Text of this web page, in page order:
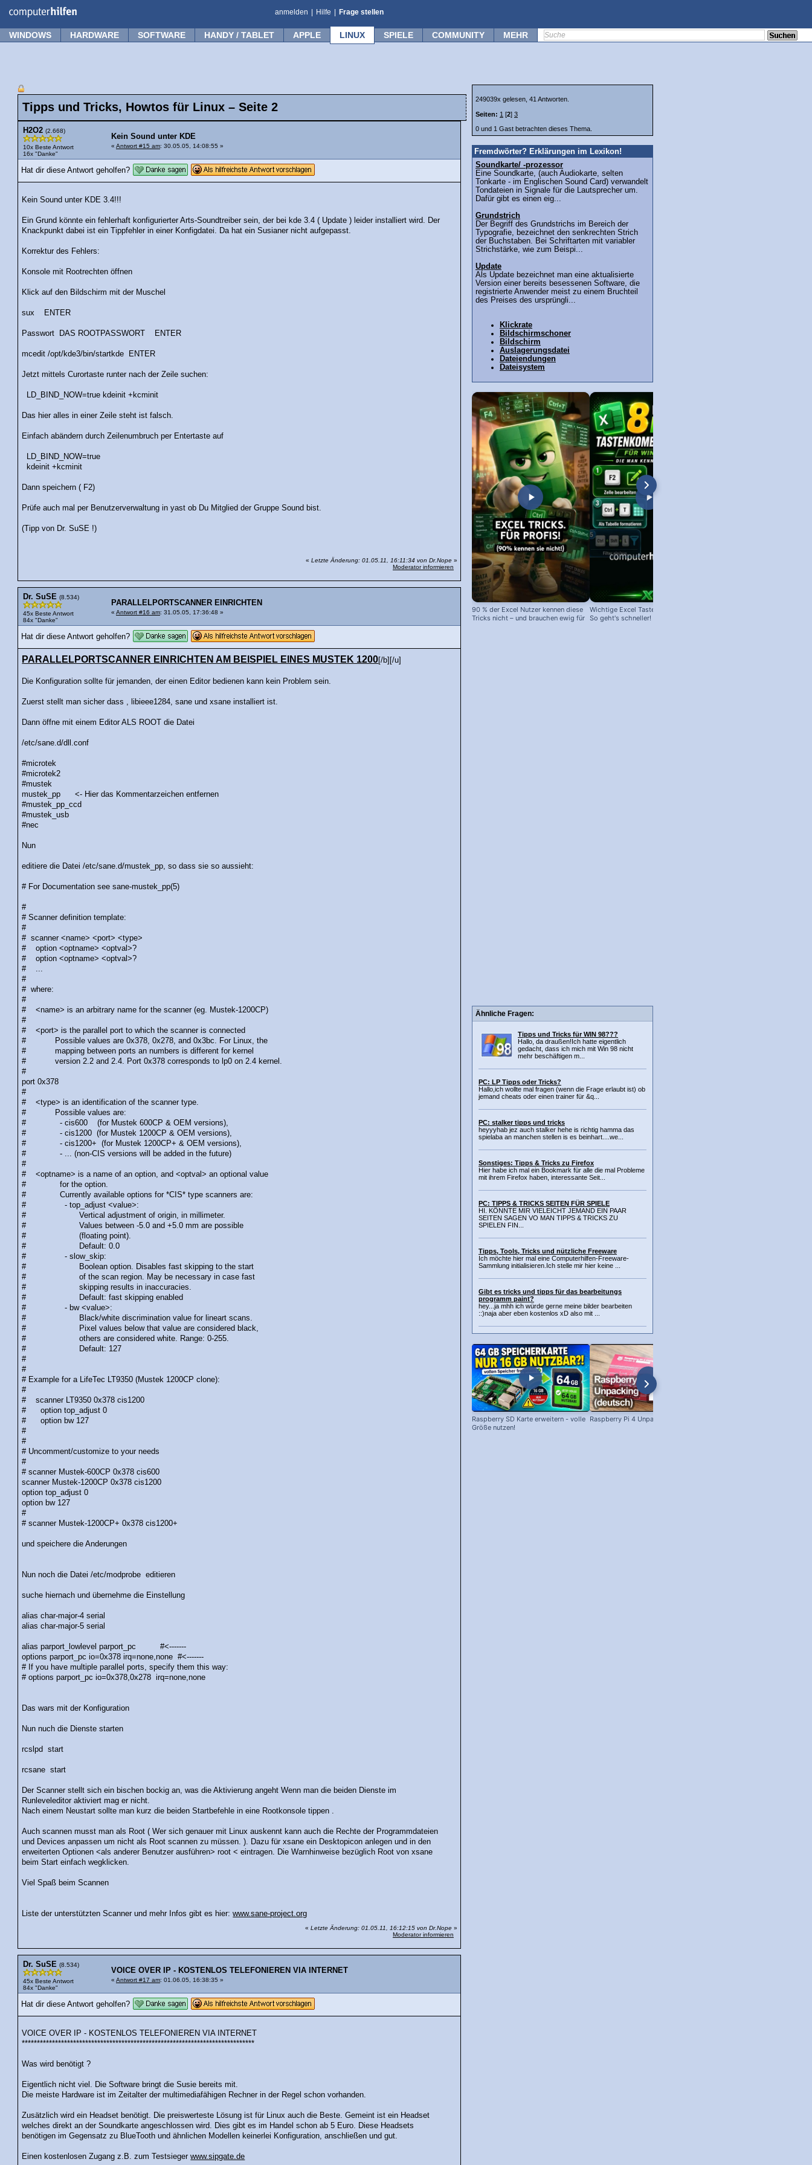
anmelden Hilfe Frage stellen
WINDOWS HARDWARE SOFTWARE HANDY / TABLET APPLE LINUX SPIELE COMMUNITY MEHR
Tipps und Tricks, Howtos für Linux – Seite 2
H2O2 (2.668)
10x Beste Antwort
16x "Danke"
Kein Sound unter KDE
« Antwort #15 am: 30.05.05, 14:08:55 »
Hat dir diese Antwort geholfen?
Kein Sound unter KDE 3.4!!!
Ein Grund könnte ein fehlerhaft konfigurierter Arts-Soundtreiber sein, der bei kde 3.4 ( Update ) leider installiert wird. Der
Knackpunkt dabei ist ein Tippfehler in einer Konfigdatei. Da hat ein Susianer nicht aufgepasst.
Korrektur des Fehlers:
Konsole mit Rootrechten öffnen
Klick auf den Bildschirm mit der Muschel
sux ENTER
Passwort DAS ROOTPASSWORT ENTER
mcedit /opt/kde3/bin/startkde ENTER
Jetzt mittels Curortaste runter nach der Zeile suchen:
LD_BIND_NOW=true kdeinit +kcminit
Das hier alles in einer Zeile steht ist falsch.
Einfach abändern durch Zeilenumbruch per Entertaste auf
LD_BIND_NOW=true
kdeinit +kcminit
Dann speichern ( F2)
Prüfe auch mal per Benutzerverwaltung in yast ob Du Mitglied der Gruppe Sound bist.
(Tipp von Dr. SuSE !)
« Letzte Änderung: 01.05.11, 16:11:34 von Dr.Nope »
Moderator informieren
Dr. SuSE (8.534)
45x Beste Antwort
84x "Danke"
PARALLELPORTSCANNER EINRICHTEN
« Antwort #16 am: 31.05.05, 17:36:48 »
Hat dir diese Antwort geholfen?
PARALLELPORTSCANNER EINRICHTEN AM BEISPIEL EINES MUSTEK 1200 [/b][/u]
Die Konfiguration sollte für jemanden, der einen Editor bedienen kann kein Problem sein.
Zuerst stellt man sicher dass , libieee1284, sane und xsane installiert ist.
Dann öffne mit einem Editor ALS ROOT die Datei
/etc/sane.d/dll.conf
#microtek
#microtek2
#mustek
mustek_pp <- Hier das Kommentarzeichen entfernen
#mustek_pp_ccd
#mustek_usb
#nec
Nun
editiere die Datei /etc/sane.d/mustek_pp, so dass sie so aussieht:
# For Documentation see sane-mustek_pp(5)
#
# Scanner definition template:
#
# scanner <name> <port> <type>
# option <optname> <optval>?
# option <optname> <optval>?
# ...
#
# where:
#
# <name> is an arbitrary name for the scanner (eg. Mustek-1200CP)
#
# <port> is the parallel port to which the scanner is connected
# Possible values are 0x378, 0x278, and 0x3bc. For Linux, the
# mapping between ports an numbers is different for kernel
# version 2.2 and 2.4. Port 0x378 corresponds to lp0 on 2.4 kernel.
#
port 0x378
#
# <type> is an identification of the scanner type.
# Possible values are:
# - cis600 (for Mustek 600CP & OEM versions),
# - cis1200 (for Mustek 1200CP & OEM versions),
# - cis1200+ (for Mustek 1200CP+ & OEM versions),
# - ... (non-CIS versions will be added in the future)
#
# <optname> is a name of an option, and <optval> an optional value
# for the option.
# Currently available options for *CIS* type scanners are:
# - top_adjust <value>:
# Vertical adjustment of origin, in millimeter.
# Values between -5.0 and +5.0 mm are possible
# (floating point).
# Default: 0.0
# - slow_skip:
# Boolean option. Disables fast skipping to the start
# of the scan region. May be necessary in case fast
# skipping results in inaccuracies.
# Default: fast skipping enabled
# - bw <value>:
# Black/white discrimination value for lineart scans.
# Pixel values below that value are considered black,
# others are considered white. Range: 0-255.
# Default: 127
#
#
# Example for a LifeTec LT9350 (Mustek 1200CP clone):
#
# scanner LT9350 0x378 cis1200
# option top_adjust 0
# option bw 127
#
#
# Uncomment/customize to your needs
#
# scanner Mustek-600CP 0x378 cis600
scanner Mustek-1200CP 0x378 cis1200
option top_adjust 0
option bw 127
#
# scanner Mustek-1200CP+ 0x378 cis1200+
und speichere die Anderungen
Nun noch die Datei /etc/modprobe editieren
suche hiernach und übernehme die Einstellung
alias char-major-4 serial
alias char-major-5 serial
alias parport_lowlevel parport_pc #<-------
options parport_pc io=0x378 irq=none,none #<-------
# If you have multiple parallel ports, specify them this way:
# options parport_pc io=0x378,0x278 irq=none,none
Das wars mit der Konfiguration
Nun nuch die Dienste starten
rcslpd start
rcsane start
Der Scanner stellt sich ein bischen bockig an, was die Aktivierung angeht Wenn man die beiden Dienste im
Runleveleditor aktiviert mag er nicht.
Nach einem Neustart sollte man kurz die beiden Startbefehle in eine Rootkonsole tippen .
Auch scannen musst man als Root ( Wer sich genauer mit Linux auskennt kann auch die Rechte der Programmdateien
und Devices anpassen um nicht als Root scannen zu müssen. ). Dazu für xsane ein Desktopicon anlegen und in den
erweiterten Optionen <als anderer Benutzer ausführen> root < eintragen. Die Warnhinweise bezüglich Root von xsane
beim Start einfach wegklicken.
Viel Spaß beim Scannen
Liste der unterstützten Scanner und mehr Infos gibt es hier:www.sane-project.org
« Letzte Änderung: 01.05.11, 16:12:15 von Dr.Nope »
Moderator informieren
Dr. SuSE (8.534)
45x Beste Antwort
84x "Danke"
VOICE OVER IP - KOSTENLOS TELEFONIEREN VIA INTERNET
« Antwort #17 am: 01.06.05, 16:38:35 »
Hat dir diese Antwort geholfen?
VOICE OVER IP - KOSTENLOS TELEFONIEREN VIA INTERNET
*****************************************************************************
Was wird benötigt ?
Eigentlich nicht viel. Die Software bringt die Susie bereits mit.
Die meiste Hardware ist im Zeitalter der multimediafähigen Rechner in der Regel schon vorhanden.
Zusätzlich wird ein Headset benötigt. Die preiswerteste Lösung ist für Linux auch die Beste. Gemeint ist ein Headset
welches direkt an der Soundkarte angeschlossen wird. Dies gibt es im Handel schon ab 5 Euro. Diese Headsets
benötigen im Gegensatz zu BlueTooth und ähnlichen Modellen keinerlei Konfiguration, anschließen und gut.
Einen kostenlosen Zugang z.B. zum Testsiegerwww.sipgate.de
249039x gelesen, 41 Antworten.
Seiten: 1 [2] 3
0 und 1 Gast betrachten dieses Thema.
Fremdwörter? Erklärungen im Lexikon!
Soundkarte/ -prozessor
Eine Soundkarte, (auch Audiokarte, selten
Tonkarte - im Englischen Sound Card) verwandelt
Tondateien in Signale für die Lautsprecher um.
Dafür gibt es einen eig...
Grundstrich
Der Begriff des Grundstrichs im Bereich der
Typografie, bezeichnet den senkrechten Strich
der Buchstaben. Bei Schriftarten mit variabler
Strichstärke, wie zum Beispi...
Update
Als Update bezeichnet man eine aktualisierte
Version einer bereits besessenen Software, die
registrierte Anwender meist zu einem Bruchteil
des Preises des ursprüngli...
Klickrate
Bildschirmschoner
Bildschirm
Auslagerungsdatei
Dateiendungen
Dateisystem
90 % der Excel Nutzer kennen diese
Tricks nicht – und brauchen ewig für
Wichtige Excel Tastenkombinationen:
So geht's schneller!
Ähnliche Fragen:
Tipps und Tricks für WIN 98???
Hallo, da draußen!Ich hatte eigentlich
gedacht, dass ich mich mit Win 98 nicht
mehr beschäftigen m...
PC: LP Tipps oder Tricks?
Hallo,ich wollte mal fragen (wenn die Frage erlaubt ist) ob
jemand cheats oder einen trainer für &q...
PC: stalker tipps und tricks
heyyyhab jez auch stalker hehe is richtig hamma das
spielaba an manchen stellen is es beinhart....we...
Sonstiges: Tipps & Tricks zu Firefox
Hier habe ich mal ein Bookmark für alle die mal Probleme
mit ihrem Firefox haben, interessante Seit...
PC: TIPPS & TRICKS SEITEN FÜR SPIELE
HI. KÖNNTE MIR VIELEICHT JEMAND EIN PAAR
SEITEN SAGEN VO MAN TIPPS & TRICKS ZU
SPIELEN FIN...
Tipps, Tools, Tricks und nützliche Freeware
Ich möchte hier mal eine Computerhilfen-Freeware-
Sammlung initialisieren.Ich stelle mir hier keine ...
Gibt es tricks und tipps für das bearbeitungs
programm paint?
hey...ja mhh ich würde gerne meine bilder bearbeiten
::)naja aber eben kostenlos xD also mit ...
Raspberry SD Karte erweitern - volle
Größe nutzen!
Raspberry Pi 4 Unpacking (deutsch)